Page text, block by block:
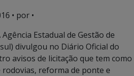
• por •
Estadual de Gestão de
divulgou no Diário Oficial do
avisos de licitação que tem como
reforma de ponte e